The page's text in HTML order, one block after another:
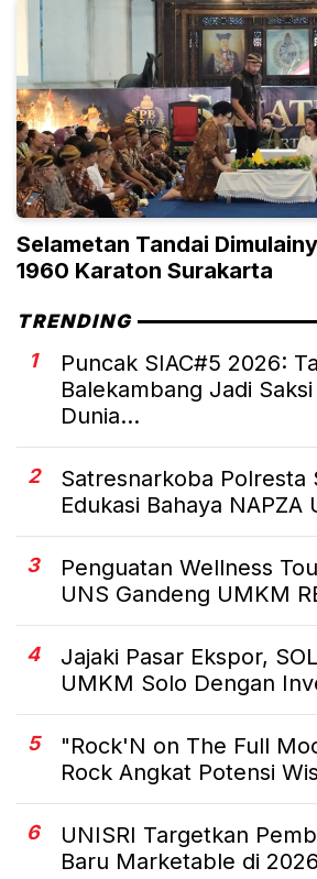
Selametan Tandai
1960 Karaton Surakarta
TRENDING
1
Puncak SIAC#5 2026:
Balekambang Jadi
Dunia...
2
Satresnarkoba Polresta
Edukasi Bahaya NAPZA
3
Penguatan Wellness
UNS Gandeng UMKM
4
Jajaki Pasar Ekspor,
UMKM Solo Dengan
5
"Rock'N on The Full
Rock Angkat Potensi
6
UNISRI Targetkan
Baru Marketable di 2026